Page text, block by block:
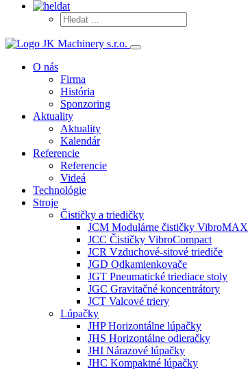
O nás
Firma
História
Sponzoring
Aktuality
Aktuality
Kalendár
Referencie
Referencie
Videá
Technológie
Stroje
Čističky a triedičky
JCM Modulárne čističky VibroMAX
JCC Čističky VibroCompact
JCR Vzduchové-sitové triediče
JGD Odkamienkovače
JGT Pneumatické triediace stoly
JGC Gravitačné koncentrátory
JCT Valcové triery
Lúpačky
JHP Horizontálne lúpačky
JHS Horizontálne odieračky
JHI Nárazové lúpačky
JHC Kompaktné lúpačky